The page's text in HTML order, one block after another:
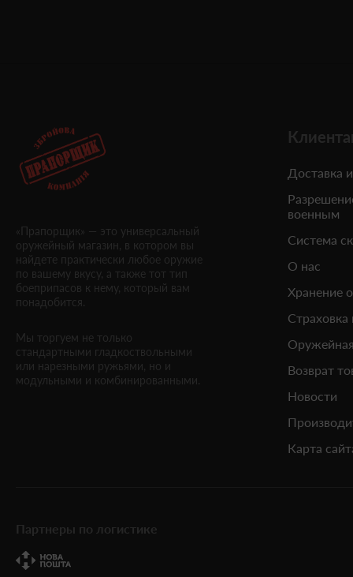
«Прапорщик» — это универсальный
оружейный магазин, в котором вы
найдете практически любое оружие
по вашему вкусу, а также тот тип
боеприпасов к нему, который вам
понадобится.
Мы торгуем не только
стандартными гладкоствольными
или нарезными ружьями, но и
модульными и комбинированными.
Доставка
военным
Система
О нас
Хранение
Возврат
Новости
Карта
Партнеры по логистике